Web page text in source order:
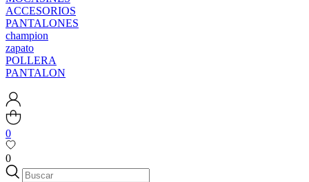
ACCESORIOS
PANTALONES
champion
zapato
POLLERA
PANTALON
0
0